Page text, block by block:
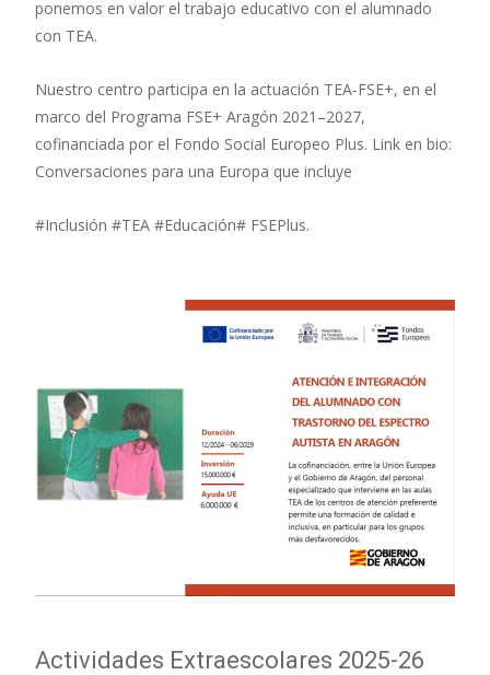
ponemos en valor el trabajo educativo con el alumnado
con TEA.
Nuestro centro participa en la actuación TEA-FSE+, en el
marco del Programa FSE+ Aragón 2021–2027,
cofinanciada por el Fondo Social Europeo Plus. Link en bio:
Conversaciones para una Europa que incluye
#Inclusión #TEA #Educación# FSEPlus.
Actividades Extraescolares 2025-26